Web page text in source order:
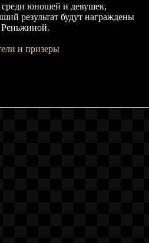
юношей и девушек,
результат будут награждены
и призеры